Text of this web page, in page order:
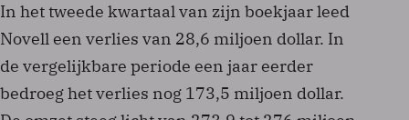
In het tweede kwartaal van zijn boekjaar leed
Novell een verlies van 28,6 miljoen dollar. In
de vergelijkbare periode een jaar eerder
bedroeg het verlies nog 173,5 miljoen dollar.